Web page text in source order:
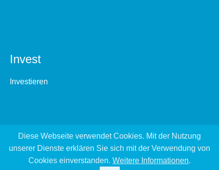
Invest
Investieren
Diese Webseite verwendet Cookies. Mit der Nutzung
unserer Dienste erklären Sie sich mit der Verwendung von
Cookies einverstanden. Weitere Informationen.